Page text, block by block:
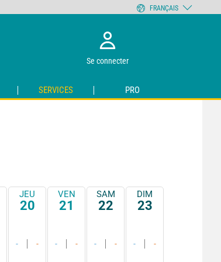
Se connecter
SERVICES PRO
JEU
20
- -
VEN
21
- -
SAM
22
- -
DIM
23
- -
FRANÇAIS